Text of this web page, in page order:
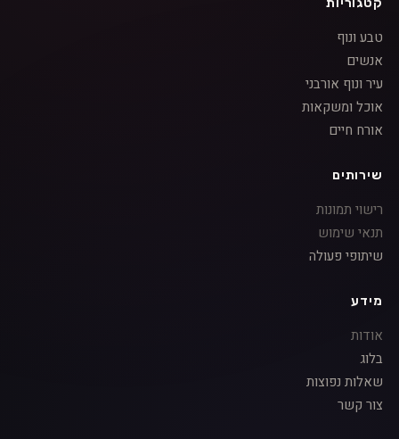
טבע ונוף
אנשים
עיר ונוף אורבני
אוכל ומשקאות
אורח חיים
שירותים
רישוי תמונות
תנאי שימוש
שיתופי פעולה
מידע
אודות
בלוג
שאלות נפוצות
צור קשר